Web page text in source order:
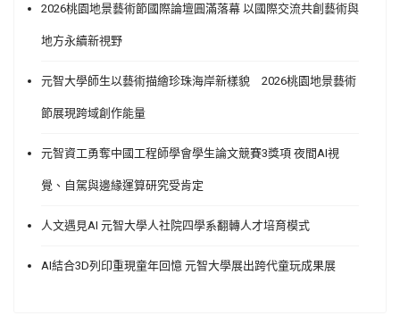
2026桃園地景藝術節國際論壇圓滿落幕 以國際交流共創藝術與
地方永續新視野
元智大學師生以藝術描繪珍珠海岸新樣貌 2026桃園地景藝術
節展現跨域創作能量
元智資工勇奪中國工程師學會學生論文競賽3獎項 夜間AI視
覺、自駕與邊緣運算研究受肯定
人文遇見AI 元智大學人社院四學系翻轉人才培育模式
AI結合3D列印重現童年回憶 元智大學展出跨代童玩成果展